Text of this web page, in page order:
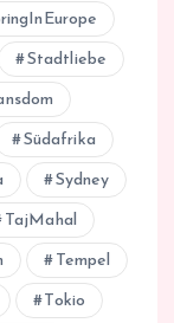
Stadtliebe
Südafrika
Sydney
TajMahal
Tempel
Tokio